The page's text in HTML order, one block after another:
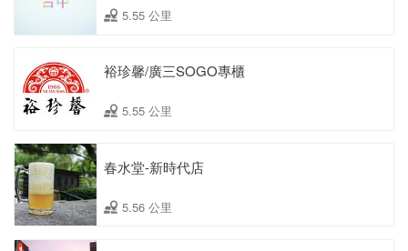
5.55 公里
裕珍馨/廣三SOGO專櫃
5.55 公里
春水堂-新時代店
5.56 公里